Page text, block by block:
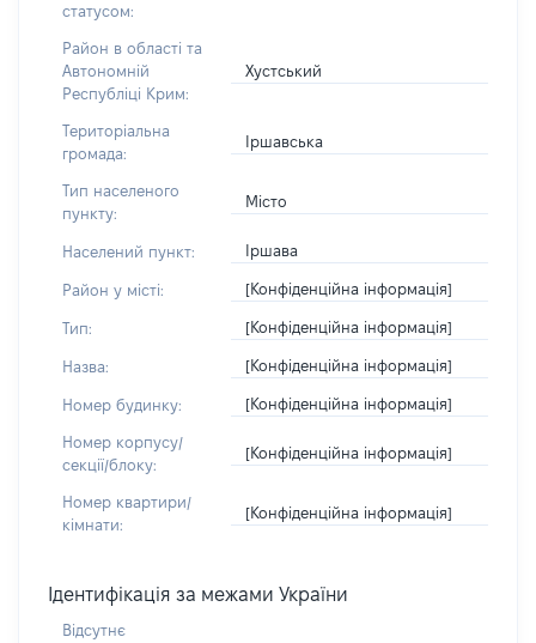
статусом:
Район в області та
Автономній
Республіці Крим:
Хустський
Територіальна
громада:
Іршавська
Тип населеного
пункту:
Місто
Населений пункт: Іршава
Район у місті: [Конфіденційна інформація]
Тип: [Конфіденційна інформація]
Назва: [Конфіденційна інформація]
Номер будинку: [Конфіденційна інформація]
Номер корпусу/
секції/блоку:
[Конфіденційна інформація]
Номер квартири/
кімнати:
[Конфіденційна інформація]
Ідентифікація за межами України
Відсутнє